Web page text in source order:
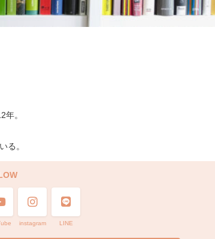
。
る。
instagram LINE